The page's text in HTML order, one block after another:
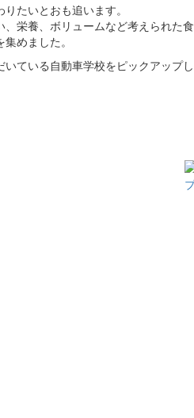
たいとおも追います。
栄養、ボリュームなど考えられた食
めました。
ている自動車学校をピックアップし